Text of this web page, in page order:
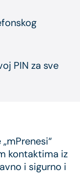
PIN za sve
kontaktima iz
i sigurno i